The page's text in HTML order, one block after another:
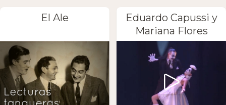
El Ale
Eduardo Capussi y
Mariana Flores